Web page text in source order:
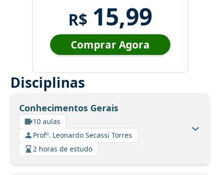
R$ 15,99
Comprar Agora
Disciplinas
Conhecimentos Gerais
10 aulas
Profº. Leonardo Secassi Torres
2 horas de estudo